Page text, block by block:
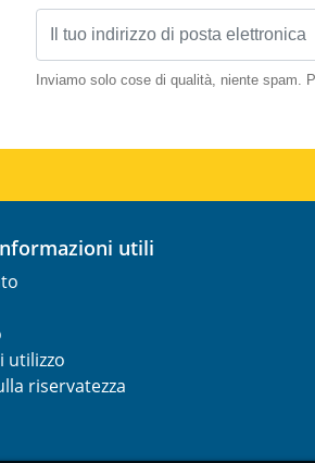
Inviamo solo cose di qualità, niente spam.
utili
utilizzo
riservatezza